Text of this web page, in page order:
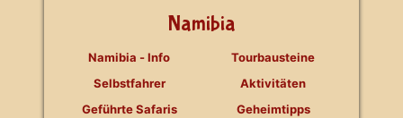
Namibia
Namibia - Info
Selbstfahrer
Geführte Safaris
Tourbausteine
Aktivitäten
Geheimtipps